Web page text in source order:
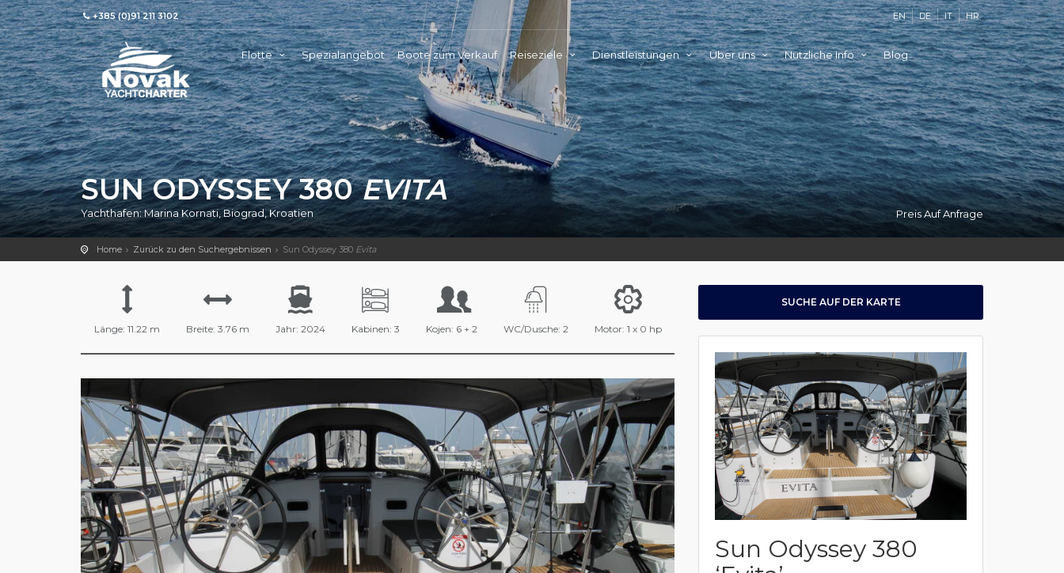
+385 (0)91 211 3102 EN DE IT HR
Flotte Spezialangebot Boote zum Verkauf Reiseziele Dienstleistungen Über uns Nützliche Info Blog
SUN ODYSSEY 380EVITA
Yachthafen: Marina Kornati, Biograd, Kroatien Preis Auf Anfrage
Home Zurück zu den Suchergebnissen Sun Odyssey 380 Evita
Länge: 11.22 m Breite: 3.76 m Jahr: 2024 Kabinen: 3 Kojen: 6 + 2 WC/Dusche: 2 Motor: 1 x 0 hp
SUCHE AUF DER KARTE
Sun Odyssey 380